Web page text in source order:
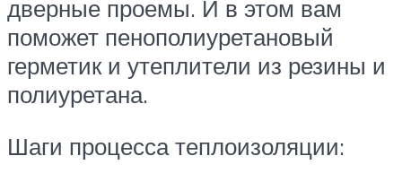
дверные проемы. И в этом вам
поможет пенополиуретановый
герметик и утеплители из резины и
полиуретана.
Шаги процесса теплоизоляции: